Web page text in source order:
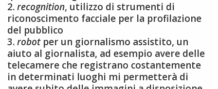
2.recognition, utilizzo di strumenti di
riconoscimento facciale per la profilazione
del pubblico
3.robotper un giornalismo assistito, un
aiuto al giornalista, ad esempio avere delle
telecamere che registrano costantemente
in determinati luoghi mi permetterà di